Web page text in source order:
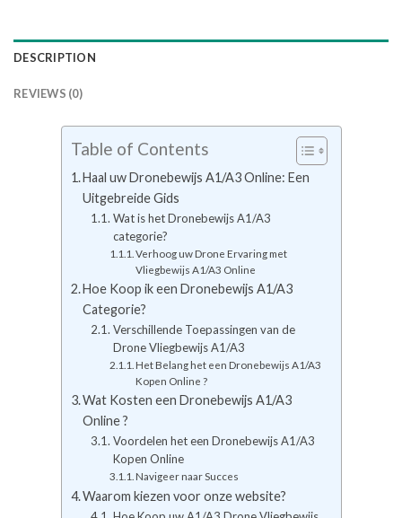
DESCRIPTION
REVIEWS (0)
Table of Contents
Haal uw Dronebewijs A1/A3 Online: Een
Uitgebreide Gids
Wat is het Dronebewijs A1/A3
categorie?
Verhoog uw Drone Ervaring met
Vliegbewijs A1/A3 Online
Hoe Koop ik een Dronebewijs A1/A3
Categorie?
Verschillende Toepassingen van de
Drone Vliegbewijs A1/A3
Het Belang het een Dronebewijs A1/A3
Kopen Online ?
Wat Kosten een Dronebewijs A1/A3
Online ?
Voordelen het een Dronebewijs A1/A3
Kopen Online
Navigeer naar Succes
Waarom kiezen voor onze website?